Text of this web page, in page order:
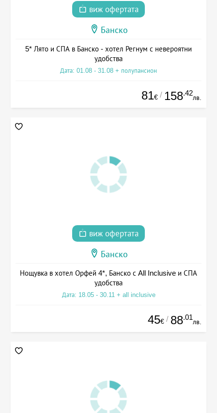
виж офертата
Банско
5* Лято и СПА в Банско - хотел Регнум с невероятни
удобства
Дата: 01.08 - 31.08 + полупансион
81€ / 158.42
лв.
виж офертата
Банско
Нощувка в хотел Орфей 4*, Банско с All Inclusive и СПА
удобства
Дата: 18.05 - 30.11 + all inclusive
45€ / 88.01
лв.